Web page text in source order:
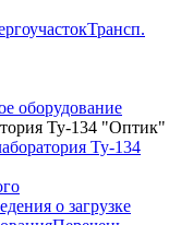
Трансп.
оборудование
Ту-134 "Оптик"
Ту-134
о загрузке